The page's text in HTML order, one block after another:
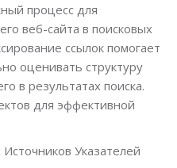
процесс для
веб-сайта в поисковых
ссылок помогает
оценивать структуру
в результатах поиска.
для эффективной
Указателей